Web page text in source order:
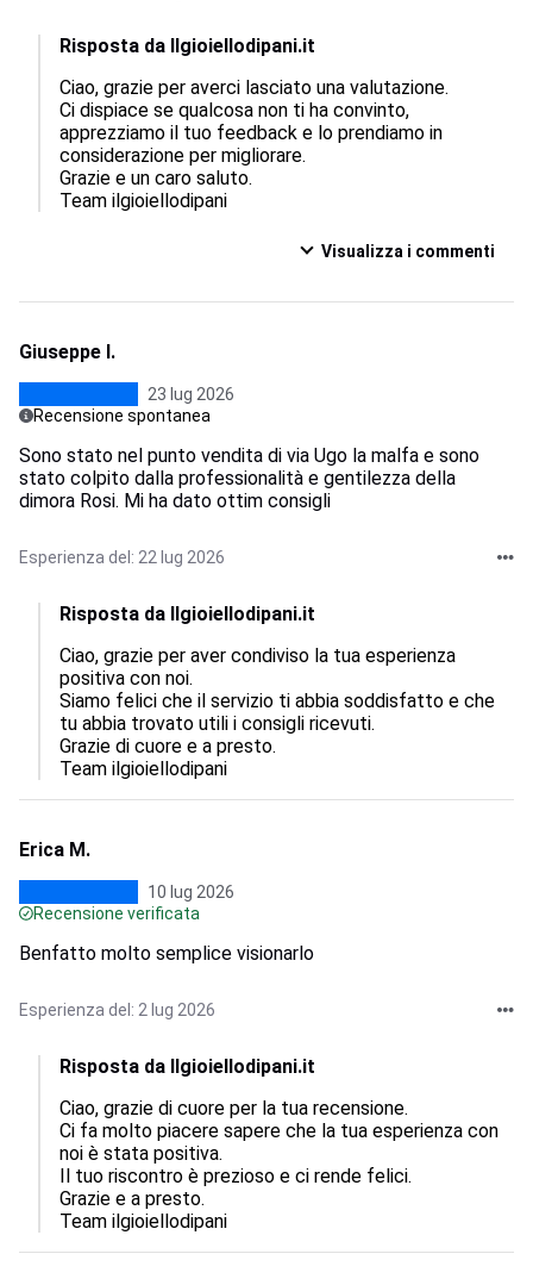
Risposta da Ilgioiellodipani.it
Ciao, grazie per averci lasciato una valutazione.
Ci dispiace se qualcosa non ti ha convinto,
apprezziamo il tuo feedback e lo prendiamo in
considerazione per migliorare.
Grazie e un caro saluto.
Team ilgioiellodipani
Visualizza i commenti
Giuseppe I.
23 lug 2026
Recensione spontanea
Sono stato nel punto vendita di via Ugo la malfa e sono
stato colpito dalla professionalità e gentilezza della
dimora Rosi. Mi ha dato ottim consigli
Esperienza del: 22 lug 2026
Risposta da Ilgioiellodipani.it
Ciao, grazie per aver condiviso la tua esperienza
positiva con noi.
Siamo felici che il servizio ti abbia soddisfatto e che
tu abbia trovato utili i consigli ricevuti.
Grazie di cuore e a presto.
Team ilgioiellodipani
Erica M.
10 lug 2026
Recensione verificata
Benfatto molto semplice visionarlo
Esperienza del: 2 lug 2026
Risposta da Ilgioiellodipani.it
Ciao, grazie di cuore per la tua recensione.
Ci fa molto piacere sapere che la tua esperienza con
noi è stata positiva.
Il tuo riscontro è prezioso e ci rende felici.
Grazie e a presto.
Team ilgioiellodipani